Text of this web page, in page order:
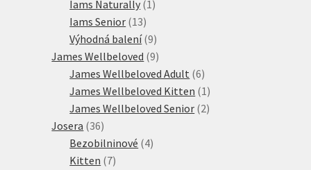
Iams Naturally 1 1
Iams Senior 1313
produktů
Výhodná balení 99
produktů
James Wellbeloved 99
produktů
James Wellbeloved Adult 66
produktů
James Wellbeloved Kitten 1 1
produkt
James Wellbeloved Senior 22
Josera 3636
produktů
Bezobilninové 44
Kitten 77